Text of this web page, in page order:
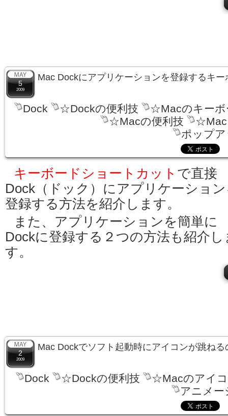
5
2009
Mac Dockにアプリケーションを登録するキ
Dock ☆Dockの便利技
☆Macのキーボ
☆Macの便利技
☆Mac
ポップ
キーボードショートカット で直接
Dock（ドック）にアプリケーショ
登録する方法を紹介します。
また、アプリケーションを簡単に
Dockに登録する２つの方法も紹介し
す。
2
2009
Mac Dockでソフト起動時にアイコンが跳ね
Dock ☆Dockの便利技
☆Macのアイ
アニメー